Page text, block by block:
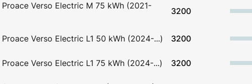
Verso Electric M 75 kWh (2021-
3200
Verso Electric L1 50 kWh (2024-...) 3200
Verso Electric L1 75 kWh (2024-...) 3200